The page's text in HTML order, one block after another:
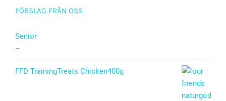
FÖRSLAG FRÅN OSS
Senior
–
FFD TrainingTreats Chicken400g